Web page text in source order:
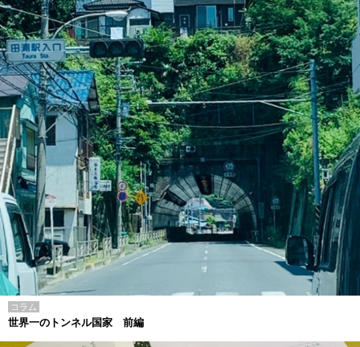
コラム
世界一のトンネル国家 前編